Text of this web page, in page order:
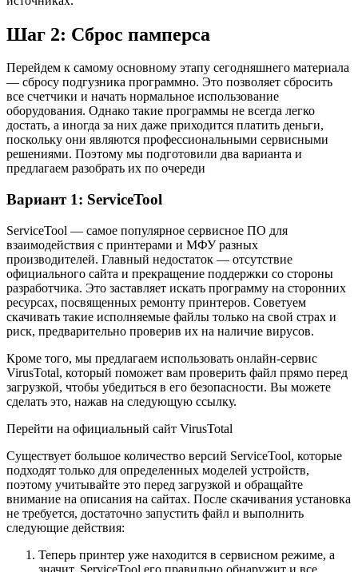
Шаг 2: Сброс памперса
Перейдем к самому основному этапу сегодняшнего материала
— сбросу подгузника программно. Это позволяет сбросить
все счетчики и начать нормальное использование
оборудования. Однако такие программы не всегда легко
достать, а иногда за них даже приходится платить деньги,
поскольку они являются профессиональными сервисными
решениями. Поэтому мы подготовили два варианта и
предлагаем разобрать их по очереди
Вариант 1: ServiceTool
ServiceTool — самое популярное сервисное ПО для
взаимодействия с принтерами и МФУ разных
производителей. Главный недостаток — отсутствие
официального сайта и прекращение поддержки со стороны
разработчика. Это заставляет искать программу на сторонних
ресурсах, посвященных ремонту принтеров. Советуем
скачивать такие исполняемые файлы только на свой страх и
риск, предварительно проверив их на наличие вирусов.
Кроме того, мы предлагаем использовать онлайн-сервис
VirusTotal, который поможет вам проверить файл прямо перед
загрузкой, чтобы убедиться в его безопасности. Вы можете
сделать это, нажав на следующую ссылку.
Перейти на официальный сайт VirusTotal
Существует большое количество версий ServiceTool, которые
подходят только для определенных моделей устройств,
поэтому учитывайте это перед загрузкой и обращайте
внимание на описания на сайтах. После скачивания установка
не требуется, достаточно запустить файл и выполнить
следующие действия:
Теперь принтер уже находится в сервисном режиме, а
значит, ServiceTool его правильно обнаружит и все